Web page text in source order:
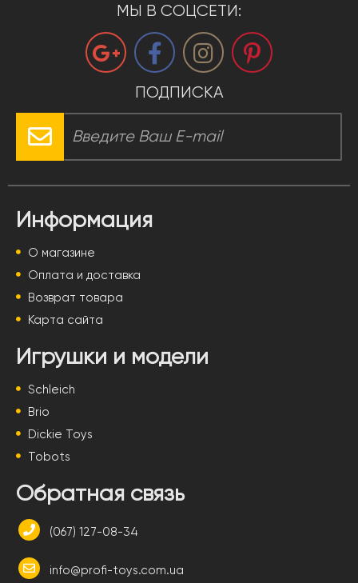
МЫ В СОЦСЕТИ:
ПОДПИСКА
Информация
О магазине
Оплата и доставка
Возврат товара
Карта сайта
Игрушки и модели
Schleich
Brio
Dickie Toys
Tobots
Обратная связь
(067) 127-08-34
info@profi-toys.com.ua